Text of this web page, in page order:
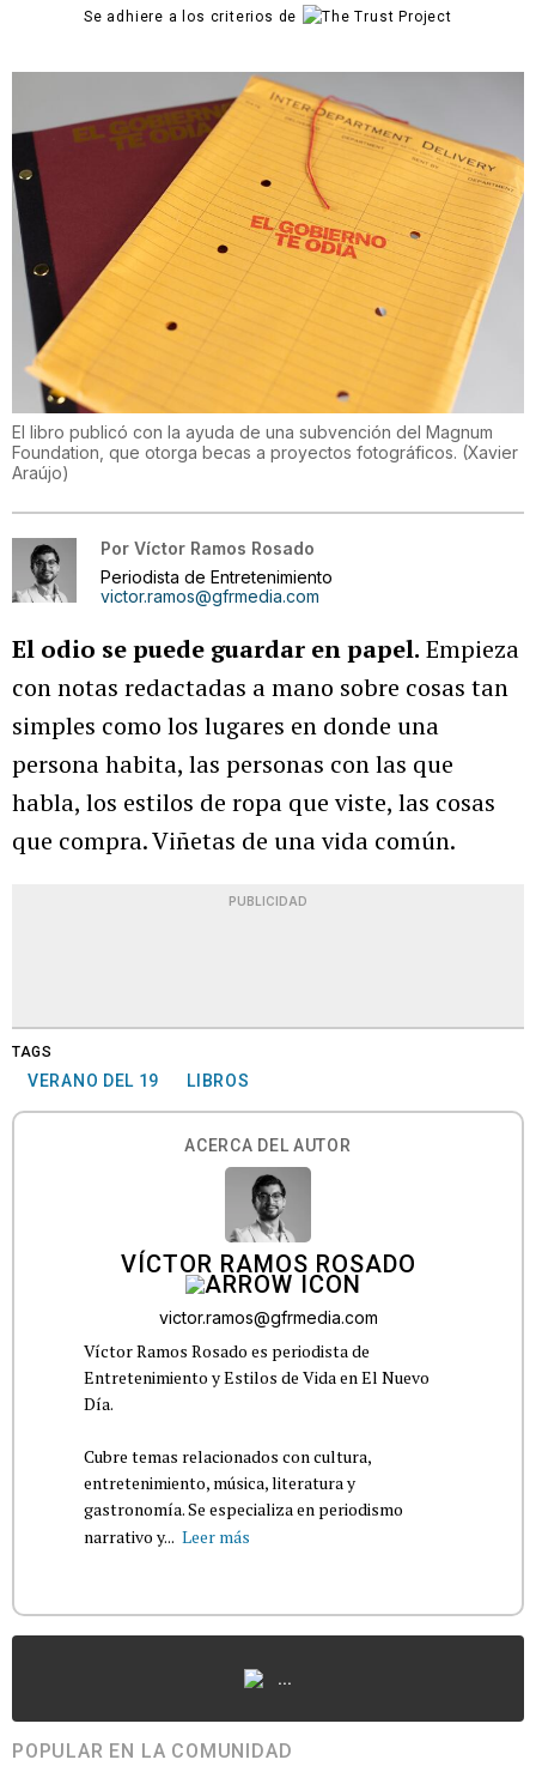
Se adhiere a los criterios de
El libro publicó con la ayuda de una subvención del Magnum
Foundation, que otorga becas a proyectos fotográficos. (Xavier
Araújo)
Por Víctor Ramos Rosado
Periodista de Entretenimiento
victor.ramos@gfrmedia.com
El odio se puede guardar en papel. Empieza
con notas redactadas a mano sobre cosas tan
simples como los lugares en donde una
persona habita, las personas con las que
habla, los estilos de ropa que viste, las cosas
que compra. Viñetas de una vida común.
PUBLICIDAD
TAGS
VERANO DEL 19 LIBROS
ACERCA DEL AUTOR
VÍCTOR RAMOS ROSADO
victor.ramos@gfrmedia.com
Víctor Ramos Rosado es periodista de
Entretenimiento y Estilos de Vida en El Nuevo
Día.
Cubre temas relacionados con cultura,
entretenimiento, música, literatura y
gastronomía. Se especializa en periodismo
narrativo y... Leer más
...
POPULAR EN LA COMUNIDAD